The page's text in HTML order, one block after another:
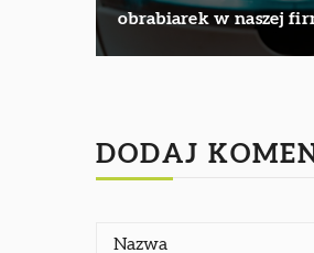
obrabiarek w naszej
DODAJ